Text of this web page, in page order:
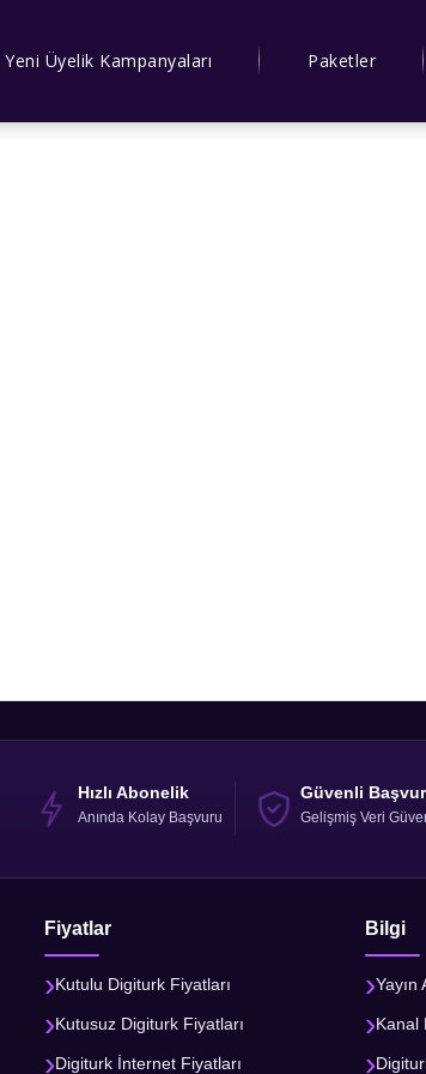
Yeni Üyelik Kampanyaları Paketler
Hızlı Abonelik
Anında Kolay Başvuru
Güvenli
Gelişmiş Veri
Fiyatlar
Kutulu Digiturk Fiyatları
Kutusuz Digiturk Fiyatları
Digiturk İnternet Fiyatları
Bilgi
Yayın
Kanal